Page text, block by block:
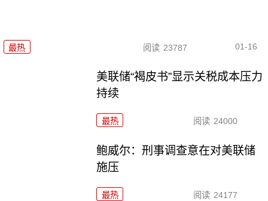
最热 阅读 23787 01-16
美联储“褐皮书”显示关税成本压力
持续
最热 阅读 24000
鲍威尔：刑事调查意在对美联储
施压
最热 阅读 24177